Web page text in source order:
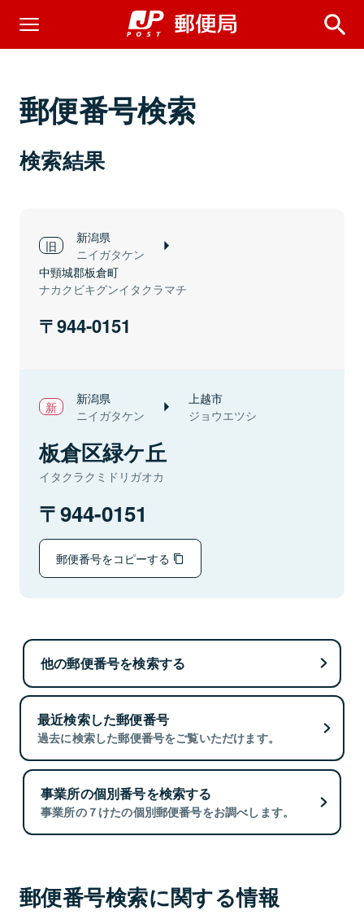
郵便番号検索
検索結果
新潟県
ニイガタケン
中頸城郡板倉町
ナカクビキグンイタクラマチ
944-0151
新潟県
ニイガタケン
上越市
ジョウエツシ
板倉区緑ケ丘
イタクラクミドリガオカ
944-0151
郵便番号をコピーする
他の郵便番号を検索する
最近検索した郵便番号
過去に検索した郵便番号をご覧いただけます。
事業所の個別番号を検索する
事業所の７けたの個別郵便番号をお調べします。
郵便番号検索に関する情報